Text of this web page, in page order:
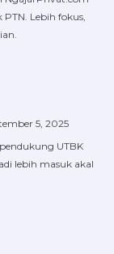
Lebih fokus,
5, 2025
UTBK
lebih masuk akal